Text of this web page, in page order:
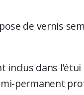
de vernis
inclus dans
permanent